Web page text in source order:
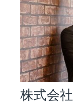
株式会